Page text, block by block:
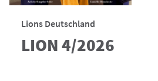
Lions Deutschland
LION 4/2026